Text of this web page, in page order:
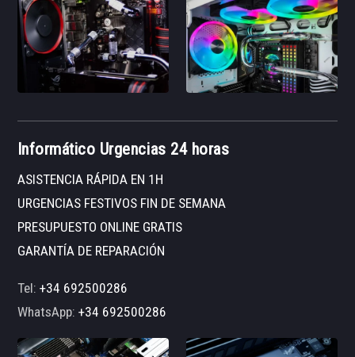
Informático Urgencias 24 horas
ASISTENCIA RÁPIDA EN 1H
URGENCIAS FESTIVOS FIN DE SEMANA
PRESUPUESTO ONLINE GRATIS
GARANTÍA DE REPARACIÓN
Tel:+34 692500286
WhatsApp:+34 692500286